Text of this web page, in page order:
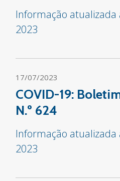
Informação
2023
17/07/2023
COVID-19:
N.º 624
Informação
2023